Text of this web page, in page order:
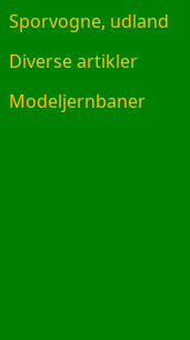
Sporvogne, udland
Diverse artikler
Modeljernbaner